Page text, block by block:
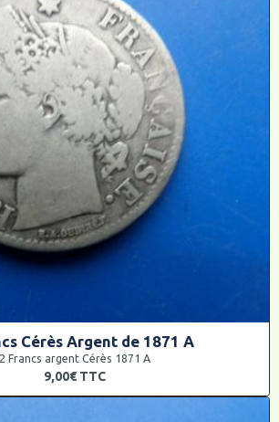
Cérès Argent de 1871 A
2 Francs argent Cérès 1871 A
9,00€ TTC